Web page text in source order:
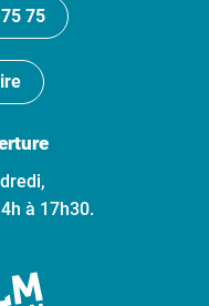
75
à 17h30.